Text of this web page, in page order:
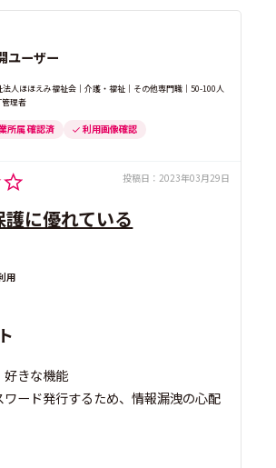
ユーザー
法人ほほえみ福祉会｜介護・福祉｜その他専門職｜50-100人
理者
所属 確認済 利用画像確認
投稿日： 2023年03月29日
に優れている
用
好きな機能
ワード発行するため、情報漏洩の心配